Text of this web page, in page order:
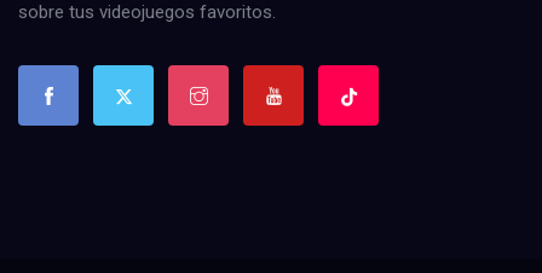
sobre tus videojuegos favoritos.